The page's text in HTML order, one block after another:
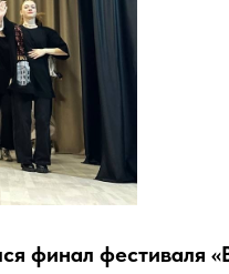
финал фестиваля